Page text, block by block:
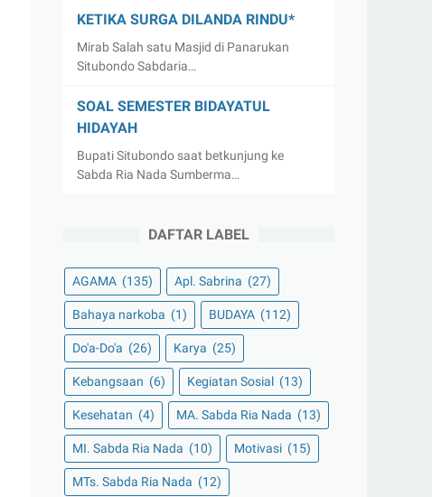
KETIKA SURGA DILANDA RINDU*
Mirab Salah satu Masjid di Panarukan
Situbondo Sabdaria…
SOAL SEMESTER BIDAYATUL
HIDAYAH
Bupati Situbondo saat betkunjung ke
Sabda Ria Nada Sumberma…
DAFTAR LABEL
AGAMA (135) Apl. Sabrina (27)
Bahaya narkoba (1) BUDAYA (112)
Do'a-Do'a (26) Karya (25)
Kebangsaan (6) Kegiatan Sosial (13)
Kesehatan (4) MA. Sabda Ria Nada (13)
MI. Sabda Ria Nada (10) Motivasi (15)
MTs. Sabda Ria Nada (12)